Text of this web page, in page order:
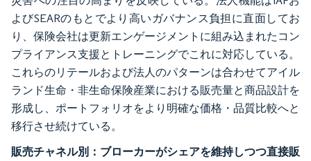
よびSEARのもとでより高いガバナンス負担に直面してお
り、保険会社は更新エンゲージメントに組み込まれたコン
プライアンス支援とトレーニングでこれに対応している。
これらのリテールおよび法人のパターンは合わせてアイル
ランド生命・非生命保険産業における販売量と商品設計を
形成し、ポートフォリオをより明確な価格・品質比較へと
移行させ続けている。
販売チャネル別：ブローカーがシェアを維持しつつ直接販